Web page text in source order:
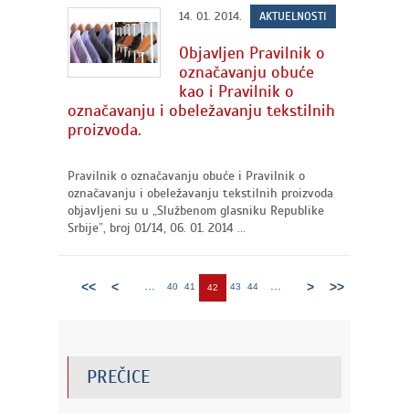
14. 01. 2014. AKTUELNOSTI
Objavljen Pravilnik o
označavanju obuće
kao i Pravilnik o
označavanju i obeležavanju tekstilnih
proizvoda.
Pravilnik o označavanju obuće i Pravilnik o
označavanju i obeležavanju tekstilnih proizvoda
objavljeni su u „Službenom glasniku Republike
Srbije”, broj 01/14, 06. 01. 2014 ...
<< < 40 41 42 43 44 > >>
PREČICE